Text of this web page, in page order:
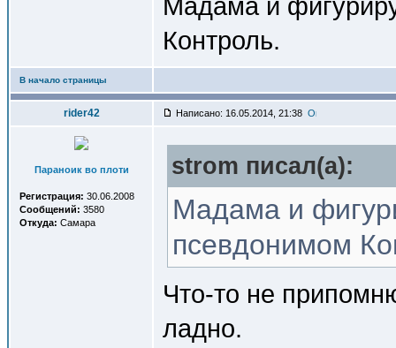
Контроль.
В начало страницы
rider42 Написано: 16.05.2014, 21:38
Параноик во плоти
Регистрация: 30.06.2008
Сообщений: 3580
Откуда: Самара
strom писал(a):
Мадама и
псевдонимом
Что-то не
ладно.